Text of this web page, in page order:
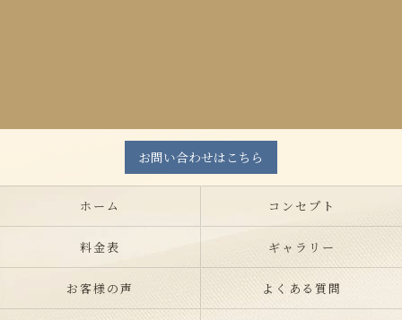
お問い合わせはこちら
ホーム コンセプト
料金表 ギャラリー
お客様の声 よくある質問